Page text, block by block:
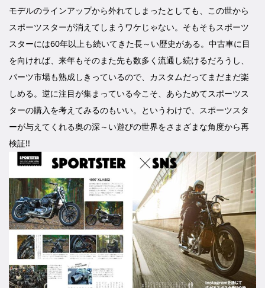
モデルのラインアップから外れてしまったとしても、この世から
スポーツスターが消えてしまうワケじゃない。そもそもスポーツ
スターには60年以上も続いてきた長～い歴史がある。中古車に目
を向ければ、来年もそのまた先も数多く流通し続けるだろうし、
パーツ市場も熟成しきっているので、カスタムだってまだまだ楽
しめる。逆に注目が集まっている今こそ、あらためてスポーツス
ターの購入を考えてみるのもいい。というわけで、スポーツスタ
ーが与えてくれる奥の深～い遊びの世界をさまざまな角度から再
検証!!